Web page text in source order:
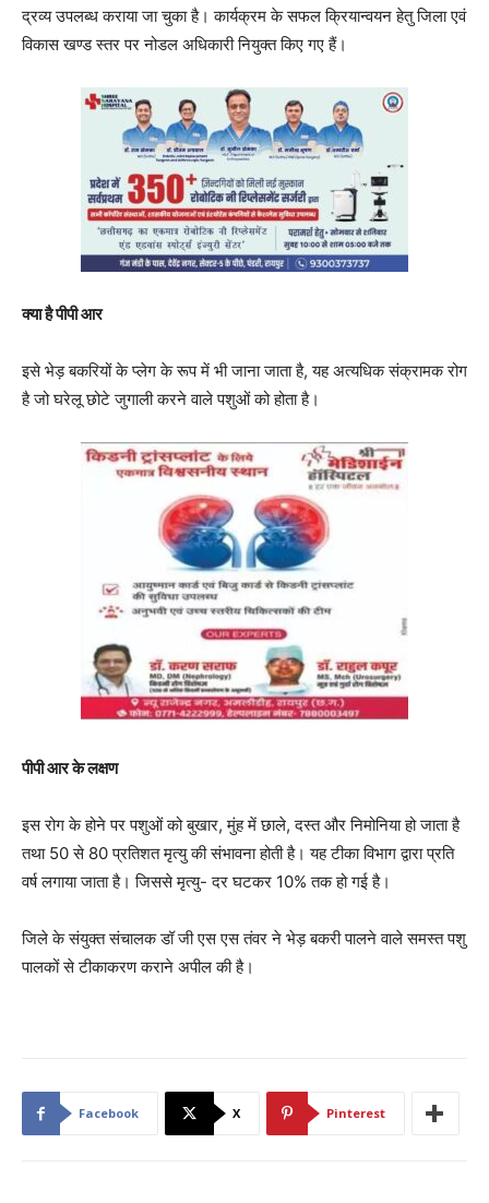
द्रव्य उपलब्ध कराया जा चुका है। कार्यक्रम के सफल क्रियान्वयन हेतु जिला एवं
विकास खण्ड स्तर पर नोडल अधिकारी नियुक्त किए गए हैं।
क्या है पीपी आर
इसे भेड़ बकरियों के प्लेग के रूप में भी जाना जाता है, यह अत्यधिक संक्रामक रोग
है जो घरेलू छोटे जुगाली करने वाले पशुओं को होता है।
पीपी आर के लक्षण
इस रोग के होने पर पशुओं को बुखार, मुंह में छाले, दस्त और निमोनिया हो जाता है
तथा 50 से 80 प्रतिशत मृत्यु की संभावना होती है। यह टीका विभाग द्वारा प्रति
वर्ष लगाया जाता है। जिससे मृत्यु- दर घटकर 10% तक हो गई है।
जिले के संयुक्त संचालक डॉ जी एस एस तंवर ने भेड़ बकरी पालने वाले समस्त पशु
पालकों से टीकाकरण कराने अपील की है।
Facebook X Pinterest